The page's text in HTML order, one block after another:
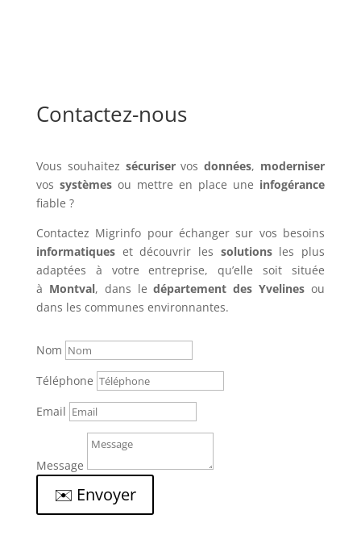
Contactez-nous
Vous souhaitez sécuriservosdonnées, moderniser
vos systèmesou mettre en place une infogérance
fiable ?
Contactez Migrinfo pour échanger sur vos besoins
informatiqueset découvrir les solutionsles plus
adaptées à votre entreprise, qu’elle soit située
à Montval, dans ledépartement des Yvelines ou
dans les communes environnantes.
Nom
Téléphone
Email
Message
✉️ Envoyer